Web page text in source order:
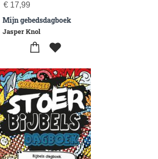
€ 17,99
Mijn gebedsdagboek
Jasper Knol